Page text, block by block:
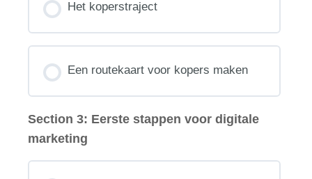
Het koperstraject
Een routekaart voor kopers maken
Section 3: Eerste stappen voor digitale
marketing